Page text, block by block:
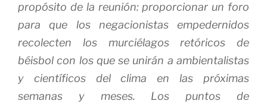
propósito de la reunión: proporcionar un foro
para que los negacionistas empedernidos
recolecten los murciélagos retóricos de
béisbol con los que se unirán a ambientalistas
y científicos del clima en las próximas
semanas y meses.
Los puntos de